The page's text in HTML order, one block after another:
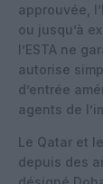
approuvée,
ou jusqu’à
l’ESTA ne
autorise
d’entrée
agents de
Le Qatar et
depuis des